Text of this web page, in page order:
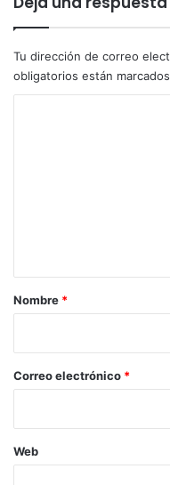
Tu dirección de correo
obligatorios están
r
*
Nombre *
Correo electrónico *
Web